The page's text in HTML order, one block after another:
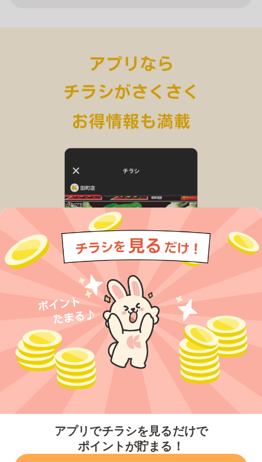
アプリでチラシを見るだけで
ポイントが貯まる！